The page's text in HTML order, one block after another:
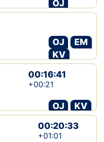
OJ
OJ
EM
KV
00:16:41
+00:21
OJ
KV
00:20:33
+01:01